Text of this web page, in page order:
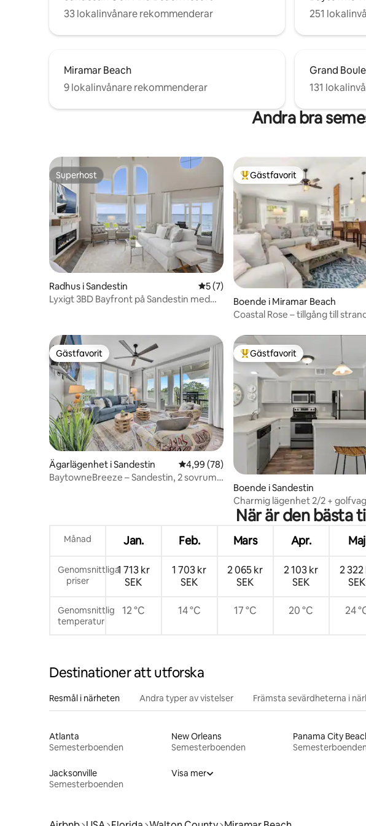
33 lokalinvånare rekommenderar
251
Miramar Beach
9 lokalinvånare rekommenderar
Grand
131
Andra bra
Superhost
Superhost
Radhus i Sandestin 5 av 5 i genomsnittligt betyg, 7
5 (7)
Lyxigt 3BD Bayfront på Sandestin med
Populär gästfavorit
Gästfavorit
Boende i Miramar Beach
Coastal Rose – tillgång till
Gästfavorit
Gästfavorit
Ägarlägenhet i Sandestin 4,99 av 5 i genomsnittligt betyg, 78
4,99 (78)
BaytowneBreeze – Sandestin, 2 sovrum,
Populär gästfavorit
Gästfavorit
Boende i Sandestin
Charmig lägenhet 2/2 +
tillgång till strand
När är den bästa
Månad Jan. Feb. Mars Apr. Maj
Genomsnittliga
priser
1 713 kr
SEK
1 703 kr
SEK
2 065 kr
SEK
2 103 kr
SEK
2 322
SEK
Genomsnittlig
temperatur
12 °C 14 °C 17 °C 20 °C 24
Destinationer att utforska
Resmål i närheten Andra typer av vistelser Främsta sevärdheterna i
Atlanta
Semesterboenden
New Orleans
Semesterboenden
Panama City
Jacksonville
Semesterboenden
Visa mer